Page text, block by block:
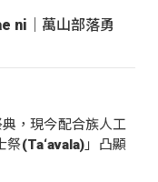
ni｜萬山部落勇
，現今配合族人工
(Ta‘avala)」凸顯